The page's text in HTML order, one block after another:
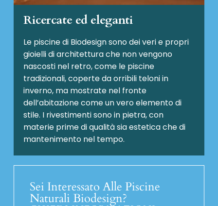
Ricercate ed eleganti
Le piscine di Biodesign sono dei veri e propri
gioielli di architettura che non vengono
nascosti nel retro, come le piscine
tradizionali, coperte da orribili teloni in
inverno, ma mostrate nel fronte
dell’abitazione come un vero elemento di
stile. I rivestimenti sono in pietra, con
materie prime di qualità sia estetica che di
mantenimento nel tempo.
Sei Interessato Alle Piscine
Naturali Biodesign?